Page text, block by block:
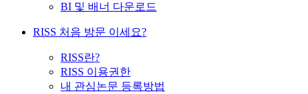
BI 및 배너 다운로드
RISS 처음 방문 이세요?
RISS란?
RISS 이용권한
내 관심논문 등록방법